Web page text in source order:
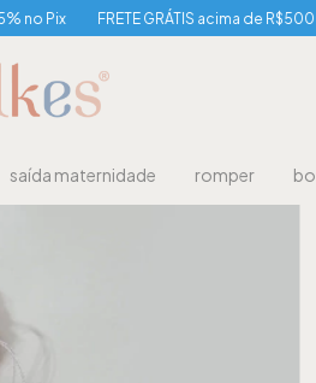
FRETE GRÁTIS acima de R$500 5% no Pix
saída maternidade romper